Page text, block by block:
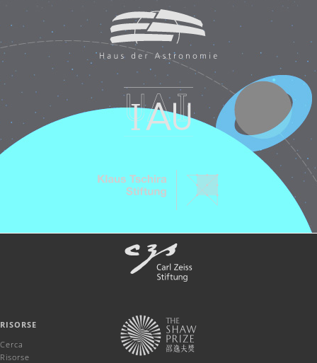
RISORSE
Cerca
Risorse